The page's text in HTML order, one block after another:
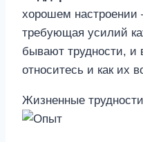
хорошем настроении
требующая усилий
бывают трудности, и
относитесь и как их
Жизненные